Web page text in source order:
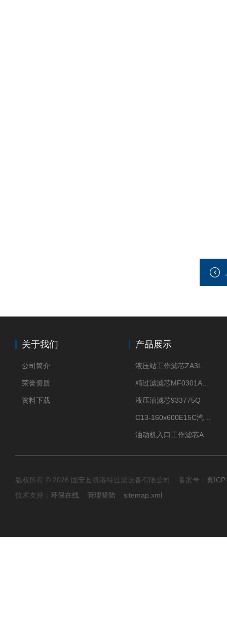
关于我们
公司简介
荣誉资质
资料下载
产品展示
液压油滤芯933775Q
版权所有 © 2026 固安县凯洛特过滤设备有限公司 备案号： 冀
技术支持： 环保在线 管理登陆 sitemap.xml